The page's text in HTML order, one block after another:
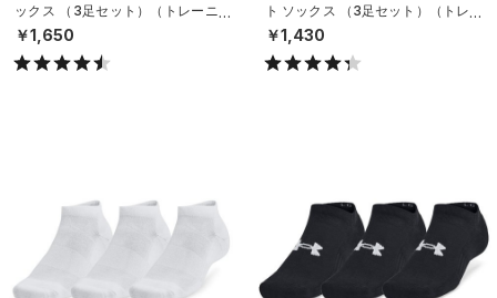
ックス （3足セット）（トレーニン
グ/UNISEX）
￥1,650
ト ソックス （3足セット）（トレー
ニング/UNISEX）
￥1,430